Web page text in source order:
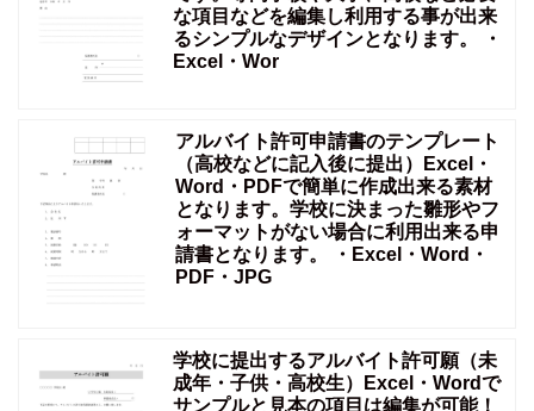
な項目などを編集し利用する事が出来
るシンプルなデザインとなります。 ・
Excel・Wor
アルバイト許可申請書のテンプレート
（高校などに記入後に提出）Excel・
Word・PDFで簡単に作成出来る素材
となります。学校に決まった雛形やフ
ォーマットがない場合に利用出来る申
請書となります。 ・Excel・Word・
PDF・JPG
学校に提出するアルバイト許可願（未
成年・子供・高校生）Excel・Wordで
サンプルと見本の項目は編集が可能！